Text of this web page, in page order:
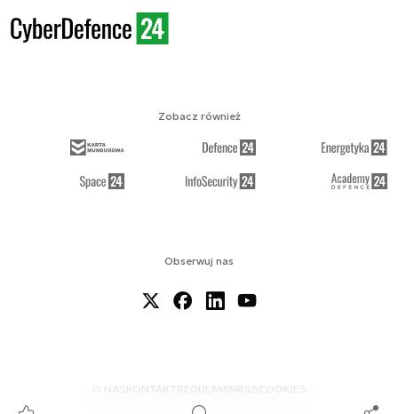
Obserwuj nas
O NAS KONTAKTREGULAMINRSS COOKIES
Zobacz również